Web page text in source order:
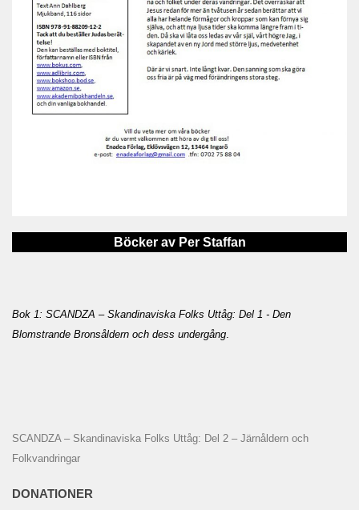
Böcker av Per Staffan
Bok 1: SCANDZA – Skandinaviska Folks Uttåg: Del 1 - Den
Blomstrande Bronsåldern och dess undergång
SCANDZA – Skandinaviska Folks Uttåg: Del 2 – Järnåldern och
Folkvandringar
DONATIONER